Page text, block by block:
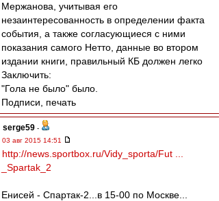
Мержанова, учитывая его
незаинтересованность в определении факта
события, а также согласующиеся с ними
показания самого Нетто, данные во втором
издании книги, правильный КБ должен легко
Заключить:
"Гола не было" было.
Подписи, печать
serge59 -
03 авг 2015 14:51
http://news.sportbox.ru/Vidy_sporta/Fut ...
_Spartak_2
Енисей - Спартак-2...в 15-00 по Москве...